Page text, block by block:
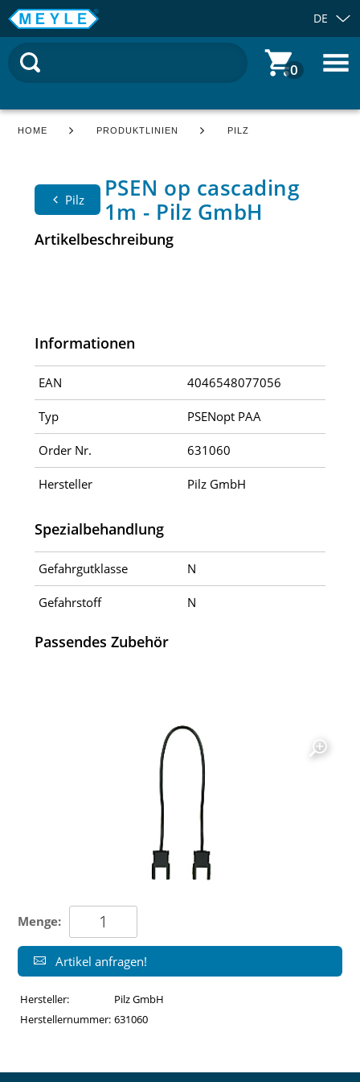
DE
0
HOME PRODUKTLINIEN PILZ
Pilz
PSEN op cascading
1m - Pilz GmbH
Artikelbeschreibung
Informationen
EAN 4046548077056
Typ PSENopt PAA
Order Nr. 631060
Hersteller Pilz GmbH
Spezialbehandlung
Gefahrgutklasse N
Gefahrstoff N
Passendes Zubehör
Menge:
Artikel anfragen!
Hersteller:
Pilz GmbH
Herstellernummer: 631060